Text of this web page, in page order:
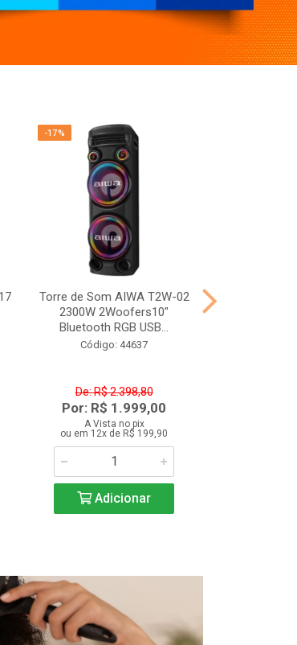
-17%
Torre de Som AIWA T2W-02
2300W 2Woofers10"
Bluetooth RGB USB...
Código: 44637
De: R$ 2.398,80
Por: R$ 1.999,00
A Vista no pix
ou em 12x de R$ 199,90
Adicionar